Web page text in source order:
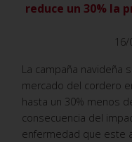
reduce un 30% la
La campaña navideña
mercado del cordero
hasta un 30% menos
consecuencia del
enfermedad que este